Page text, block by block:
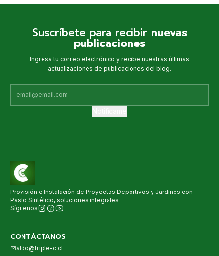
Suscríbete para recibir nuevas
publicaciones
Ingresa tu correo electrónico y recibe nuestras últimas
actualizaciones de publicaciones del blog.
Provisión e Instalación de Proyectos Deportivos y Jardines con
Pasto Sintético, soluciones integrales
Síguenos
CONTÁCTANOS
aldo@triple-c.cl